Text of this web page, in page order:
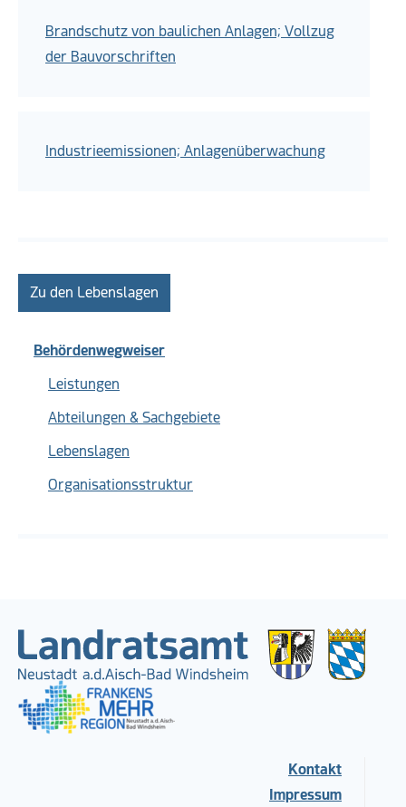
Brandschutz von baulichen Anlagen; Vollzug
der Bauvorschriften
Industrieemissionen; Anlagenüberwachung
Zu den Lebenslagen
Behördenwegweiser
Leistungen
Abteilungen & Sachgebiete
Lebenslagen
Organisationsstruktur
Kontakt
Impressum